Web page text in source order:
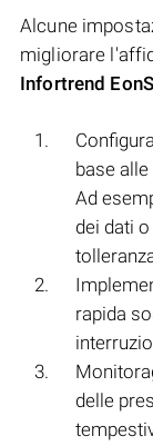
Alcune
migliorare
Infortrend
base
Ad
dei dati
rapida
delle